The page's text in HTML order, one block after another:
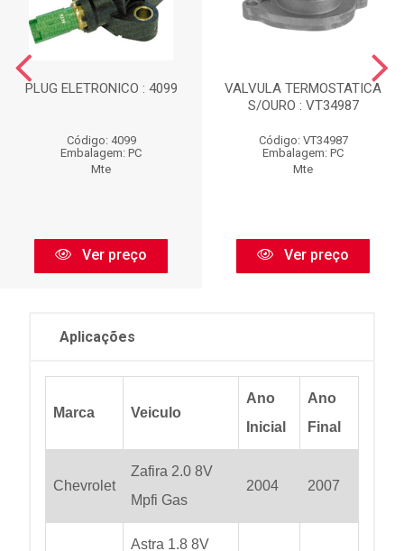
PLUG ELETRONICO : 4099
Código: 4099
Embalagem: PC
Mte
Ver preço
VALVULA TERMOSTATICA
S/OURO : VT34987
Código: VT34987
Embalagem: PC
Mte
Ver preço
Aplicações
Marca Veiculo
Ano
Inicial
Ano
Final
Chevrolet
Zafira 2.0 8V
Mpfi Gas
2004 2007
Astra 1.8 8V